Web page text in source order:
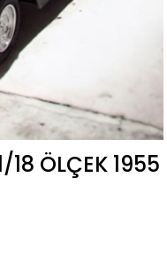
18 ÖLÇEK 1955